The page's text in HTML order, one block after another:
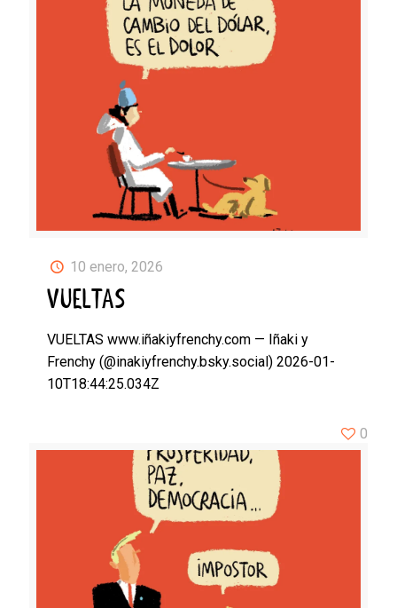
10 enero, 2026
VUELTAS
VUELTAS www.iñakiyfrenchy.com — Iñaki y
Frenchy (@inakiyfrenchy.bsky.social) 2026-01-
10T18:44:25.034Z
0